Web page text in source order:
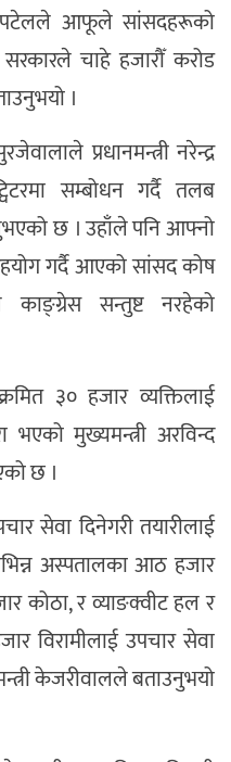
पटेलले आफूले सांसदहरूको
चाहे हजारौँ करोड
।
प्रधानमन्त्री नरेन्द्र
सम्बोधन गर्दै तलब
छ । उहाँले पनि आफ्नो
गर्दै आएको सांसद कोष
काङ्ग्रेस सन्तुष्ट नरहेको
३० हजार व्यक्तिलाई
भएको मुख्यमन्त्री अरविन्द
छ ।
सेवा दिनेगरी तयारीलाई
अस्पतालका आठ हजार
कोठा, र व्याङक्वीट हल र
विरामीलाई उपचार सेवा
केजरीवालले बताउनुभयो